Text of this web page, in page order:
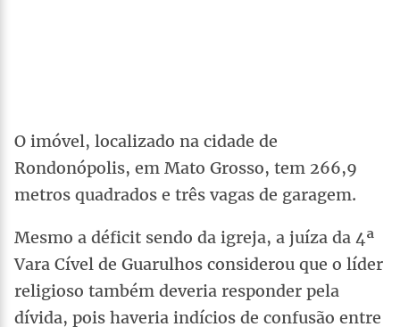
O imóvel, localizado na cidade de
Rondonópolis, em Mato Grosso, tem 266,9
metros quadrados e três vagas de garagem.
Mesmo a déficit sendo da igreja, a juíza da 4ª
Vara Cível de Guarulhos considerou que o líder
religioso também deveria responder pela
dívida, pois haveria indícios de confusão entre